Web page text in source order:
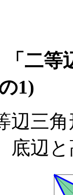
二等
1)
三角
底辺